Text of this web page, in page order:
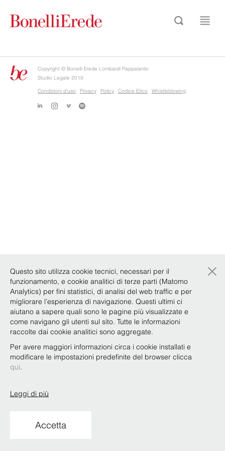
Copyright © Bonelli Erede Lombardi Pappalardo
Studio Legale 2019
Condizioni d'uso
Privacy Policy Codice Etico Whistleblowing
Questo sito utilizza cookie tecnici, necessari per il
funzionamento, e cookie analitici di terze parti (Matomo
Analytics) per fini statistici, di analisi del web traffic e per
migliorare l’esperienza di navigazione. Questi ultimi ci
aiutano a sapere quali sono le pagine più visualizzate e
come navigano gli utenti sul sito. Tutte le informazioni
raccolte dai cookie analitici sono aggregate.
Per avere maggiori informazioni circa i cookie installati e
modificare le impostazioni predefinite del browser clicca
qui.
Leggi di più
Accetta
×